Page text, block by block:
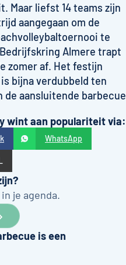
Maar liefst 14 teams zijn
aangegaan om de
te
Almere trapt
zomer af. Het festijn
bijna verdubbeld ten
de aansluitende barbecue
wint aan populariteit via:
WhatsApp
je agenda.
is een